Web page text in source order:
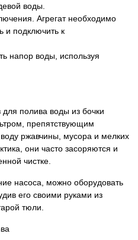
воды.
Агрегат необходимо
и подключить к
напор воды, используя
полива воды из бочки
препятствующим
ржавчины, мусора и мелких
они часто засоряются и
чистке.
насоса, можно оборудовать
его своими руками из
тюли.